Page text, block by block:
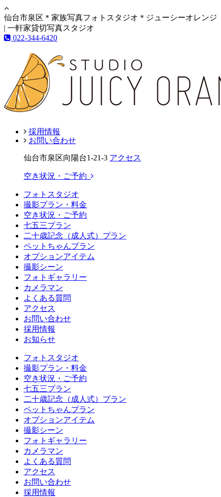
仙台市泉区＊家族写真フォトスタジオ＊ジューシーオレンジ
| 一軒家貸切写真スタジオ
022-344-6420
採用情報
お問い合わせ
仙台市泉区向陽台1-21-3 アクセス
空き状況・ご予約
フォトスタジオ
撮影プラン・料金
空き状況・ご予約
七五三プラン
二十歳記念（成人式）プラン
ペットちゃんプラン
オプションアイテム
撮影シーン
フォトギャラリー
カメラマン
よくある質問
アクセス
お問い合わせ
採用情報
お知らせ
フォトスタジオ
撮影プラン・料金
空き状況・ご予約
七五三プラン
二十歳記念（成人式）プラン
ペットちゃんプラン
オプションアイテム
撮影シーン
フォトギャラリー
カメラマン
よくある質問
アクセス
お問い合わせ
採用情報